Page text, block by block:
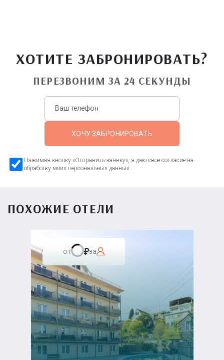
ХОТИТЕ ЗАБРОНИРОВАТЬ?
ПЕРЕЗВОНИМ ЗА 24 СЕКУНДЫ
ХОЧУ ЗАБРОНИРОВАТЬ
Нажимая кнопку «Отправить заявку», я даю свое согласие на
обработку моих персональных данных
ПОХОЖИЕ ОТЕЛИ
от за